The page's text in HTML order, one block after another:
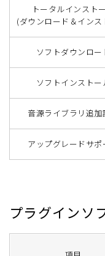
トータルインスト
(ダウンロード＆インス
ソフトダウンロー
ソフトインストー
音源ライブラリ追加
アップグレードサポ
プラグインソ